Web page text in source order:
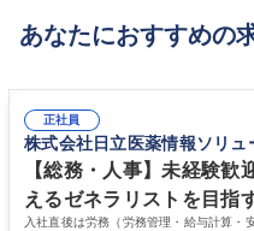
あなたにおすすめの
正社員
株式会社日立医薬情報ソリュ
【総務・人事】未経験歓
えるゼネラリストを目指
入社直後は労務（労務管理・給与計算・